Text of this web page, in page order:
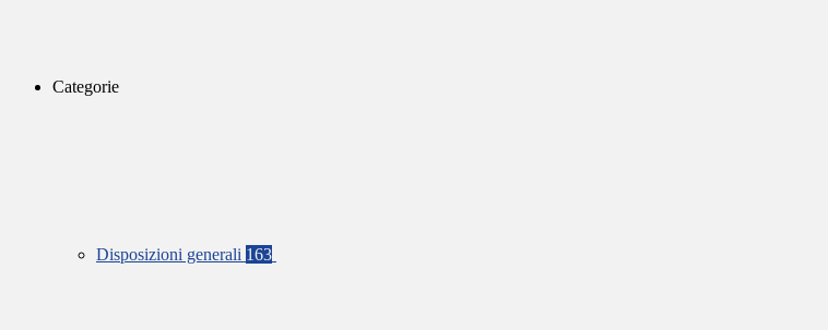
Categorie
Disposizioni generali 163